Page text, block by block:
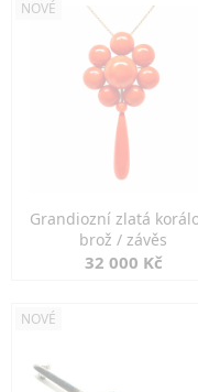
NOVÉ
Grandiozní zlatá
brož / závěs
32 000 Kč
NOVÉ